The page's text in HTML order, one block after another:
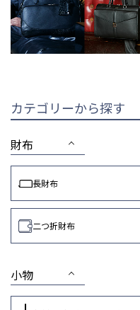
カテゴリーから探す
財布
長財布
二つ折財布
小物